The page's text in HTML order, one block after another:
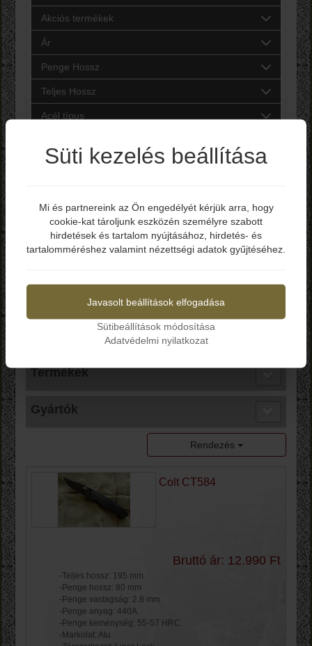
Akciós termékek
Ár
Penge Hossz
Teljes Hossz
Acél típus
Termékek
Gyártók
Rendezés
Colt CT584
Bruttó ár: 12.990 Ft
-Teljes hossz: 195 mm
-Penge hossz: 80 mm
-Penge vastagság: 2.8 mm
-Penge anyag: 440A
-Penge keménység: 55-57 HRC
-Markolat: Alu
Elmúltál már 18 éves?
Süti kezelés beállítása
Mi és partnereink az Ön engedélyét kérjük arra, hogy
cookie-kat tároljunk eszközén személyre szabott
hirdetések és tartalom nyújtásához, hirdetés- és
tartalomméréshez valamint nézettségi adatok gyűjtéséhez.
Javasolt beállítások elfogadása
Sütibeállítások módosítása
Adatvédelmi nyilatkozat